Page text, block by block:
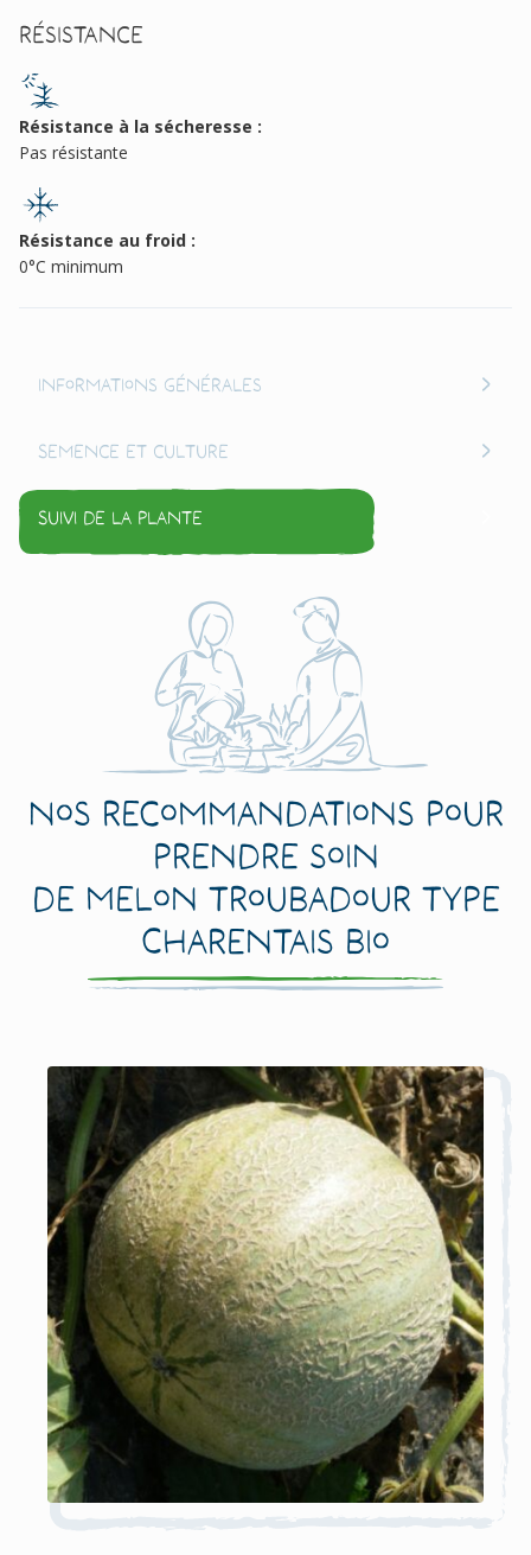
Résistance
Résistance à la sécheresse :
Pas résistante
Résistance au froid :
0°C minimum
Informations générales
Semence et culture
Suivi de la plante
Nos recommandations pour
prendre soin
de Melon Troubadour Type
Charentais Bio